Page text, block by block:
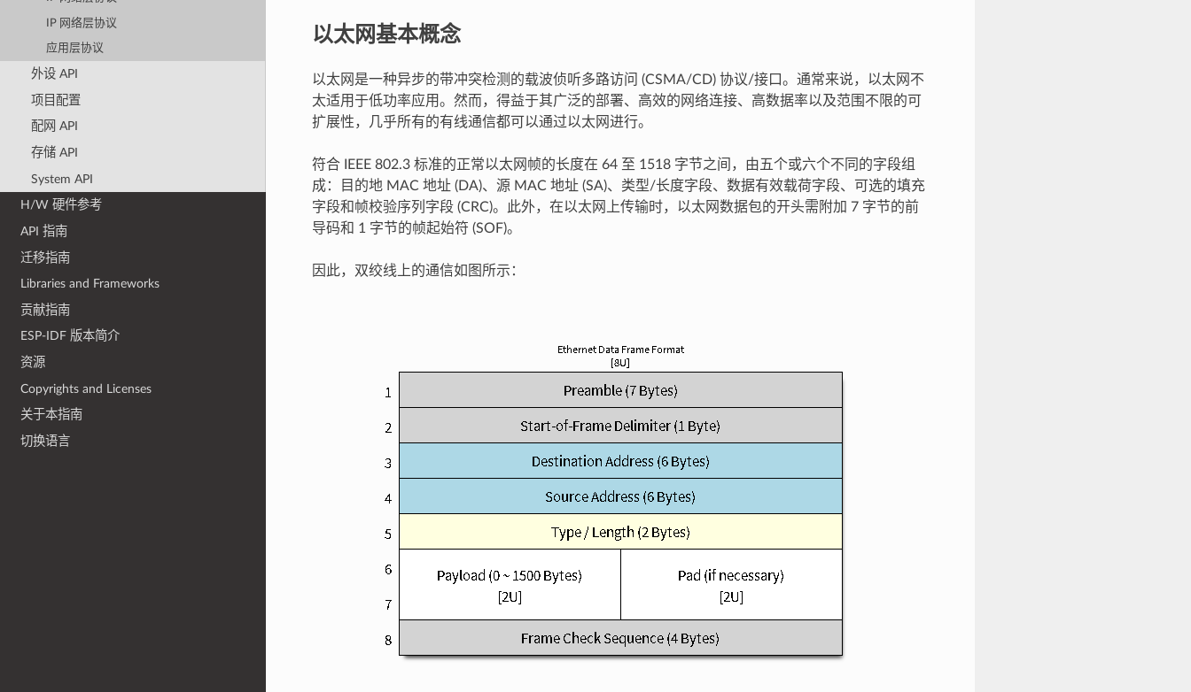
IP 网络层协议
应用层协议
外设 API
项目配置
配网 API
存储 API
System API
H/W 硬件参考
API 指南
迁移指南
Libraries and Frameworks
贡献指南
ESP-IDF 版本简介
资源
Copyrights and Licenses
关于本指南
切换语言
以太网基本概念
以太网是一种异步的带冲突检测的载波侦听多路访问 (CSMA/CD) 协议/接口。通常来说，以太网不
太适用于低功率应用。然而，得益于其广泛的部署、高效的网络连接、高数据率以及范围不限的可
扩展性，几乎所有的有线通信都可以通过以太网进行。
符合 IEEE 802.3 标准的正常以太网帧的长度在 64 至 1518 字节之间，由五个或六个不同的字段组
成：目的地 MAC 地址 (DA)、源 MAC 地址 (SA)、类型/长度字段、数据有效载荷字段、可选的填充
字段和帧校验序列字段 (CRC)。此外，在以太网上传输时，以太网数据包的开头需附加 7 字节的前
导码和 1 字节的帧起始符 (SOF)。
因此，双绞线上的通信如图所示：